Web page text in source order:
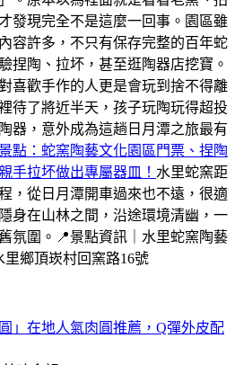
發現完全不是這麼一回事。園區雖
容許多，不只有保存完整的百年蛇
捏陶、拉坏，甚至逛陶器店挖寶。
喜歡手作的人更是會玩到捨不得離
待了將近半天，孩子玩陶玩得超投
器，意外成為這趟日月潭之旅最有
點：蛇窯陶藝文化園區門票、捏陶
手拉坏做出專屬器皿！ 水里蛇窯距
，從日月潭開車過來也不遠，很適
身在山林之間，沿途環境清幽，一
氛圍。📍景點資訊｜水里蛇窯陶藝
鄉頂崁村回窯路16號
」在地人氣肉圓推薦，Q彈外皮配